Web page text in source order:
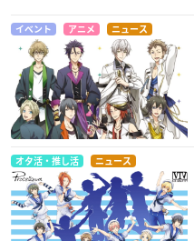
イベント アニメ ニュース
オタ活・推し活 ニュース